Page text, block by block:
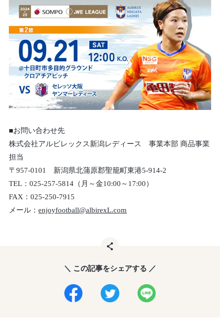
■お問い合わせ先
株式会社アルビレックス新潟レディース 事業本部 商品事業
担当
〒957-0101 新潟県北蒲原郡聖籠町東港5-914-2
TEL：025-257-5814（月～金10:00～17:00）
FAX：025-250-7915
メール：enjoyfootball@albirexL.com
＼ この記事をシェアする ／